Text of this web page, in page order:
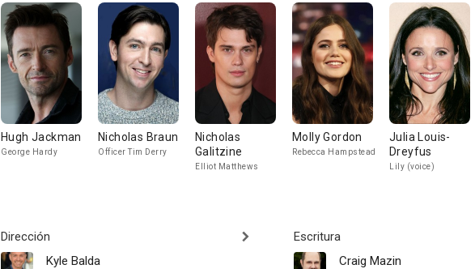
Hugh Jackman
George Hardy
Nicholas Braun
Officer Tim Derry
Nicholas
Galitzine
Elliot Matthews
Molly Gordon
Rebecca Hampstead
Julia Louis-
Dreyfus
Lily (voice)
Dirección
Kyle Balda
Escritura
Craig Mazin